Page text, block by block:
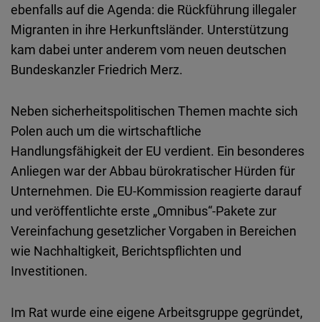
ebenfalls auf die Agenda: die Rückführung illegaler
Migranten in ihre Herkunftsländer. Unterstützung
kam dabei unter anderem vom neuen deutschen
Bundeskanzler Friedrich Merz.
Neben sicherheitspolitischen Themen machte sich
Polen auch um die wirtschaftliche
Handlungsfähigkeit der EU verdient. Ein besonderes
Anliegen war der Abbau bürokratischer Hürden für
Unternehmen. Die EU-Kommission reagierte darauf
und veröffentlichte erste „Omnibus“-Pakete zur
Vereinfachung gesetzlicher Vorgaben in Bereichen
wie Nachhaltigkeit, Berichtspflichten und
Investitionen.
Im Rat wurde eine eigene Arbeitsgruppe gegründet,